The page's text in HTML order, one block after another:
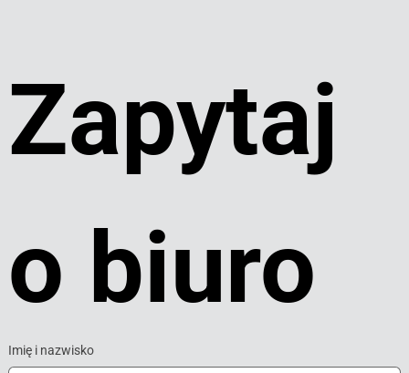
Zapytaj
o biuro
Imię i nazwisko